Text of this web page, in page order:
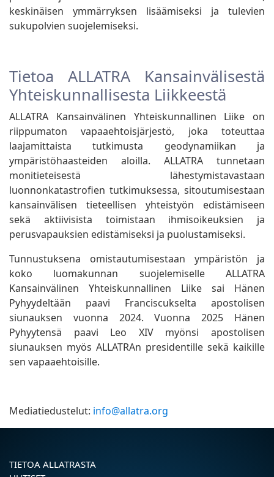
keskinäisen ymmärryksen lisäämiseksi ja tulevien
sukupolvien suojelemiseksi.
Tietoa ALLATRA Kansainvälisestä
Yhteiskunnallisesta Liikkeestä
ALLATRA Kansainvälinen Yhteiskunnallinen Liike on
riippumaton vapaaehtoisjärjestö, joka toteuttaa
laajamittaista tutkimusta geodynamiikan ja
ympäristöhaasteiden aloilla. ALLATRA tunnetaan
monitieteisestä lähestymistavastaan
luonnonkatastrofien tutkimuksessa, sitoutumisestaan
kansainvälisen tieteellisen yhteistyön edistämiseen
sekä aktiivisista toimistaan ihmisoikeuksien ja
perusvapauksien edistämiseksi ja puolustamiseksi.
Tunnustuksena omistautumisestaan ympäristön ja
koko luomakunnan suojelemiselle ALLATRA
Kansainvälinen Yhteiskunnallinen Liike sai Hänen
Pyhyydeltään paavi Franciscukselta apostolisen
siunauksen vuonna 2024. Vuonna 2025 Hänen
Pyhyytensä paavi Leo XIV myönsi apostolisen
siunauksen myös ALLATRAn presidentille sekä kaikille
sen vapaaehtoisille.
Mediatiedustelut: info@allatra.org
TIETOA ALLATRASTA